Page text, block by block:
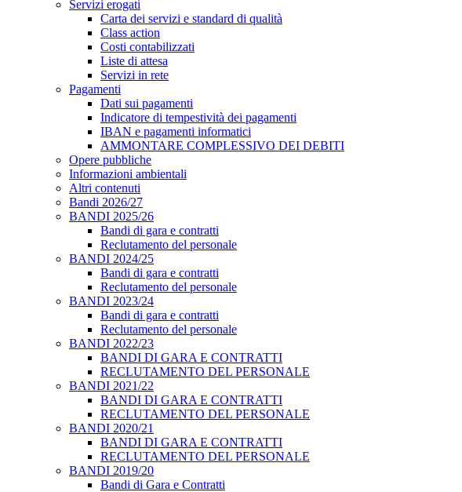
Servizi erogati
Carta dei servizi e standard di qualità
Class action
Costi contabilizzati
Liste di attesa
Servizi in rete
Pagamenti
Dati sui pagamenti
Indicatore di tempestività dei pagamenti
IBAN e pagamenti informatici
AMMONTARE COMPLESSIVO DEI DEBITI
Opere pubbliche
Informazioni ambientali
Altri contenuti
Bandi 2026/27
BANDI 2025/26
Bandi di gara e contratti
Reclutamento del personale
BANDI 2024/25
Bandi di gara e contratti
Reclutamento del personale
BANDI 2023/24
Bandi di gara e contratti
Reclutamento del personale
BANDI 2022/23
BANDI DI GARA E CONTRATTI
RECLUTAMENTO DEL PERSONALE
BANDI 2021/22
BANDI DI GARA E CONTRATTI
RECLUTAMENTO DEL PERSONALE
BANDI 2020/21
BANDI DI GARA E CONTRATTI
RECLUTAMENTO DEL PERSONALE
BANDI 2019/20
Bandi di Gara e Contratti